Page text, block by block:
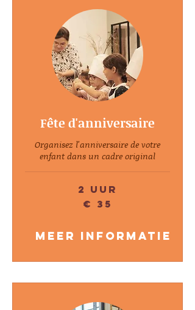
Fête d'anniversaire
Organisez l'anniversaire de votre
enfant dans un cadre original
2 uur
€ 35
Meer informatie